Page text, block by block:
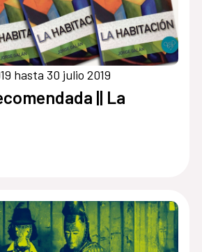
hasta 30 julio 2019
|| La